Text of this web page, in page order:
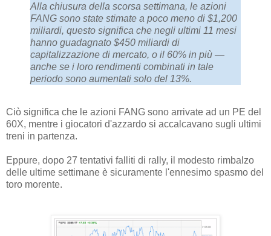
Alla chiusura della scorsa settimana, le azioni
FANG sono state stimate a poco meno di $1,200
miliardi, questo significa che negli ultimi 11 mesi
hanno guadagnato $450 miliardi di
capitalizzazione di mercato, o il 60% in più —
anche se i loro rendimenti combinati in tale
periodo sono aumentati solo del 13%.
Ciò significa che le azioni FANG sono arrivate ad un PE del
60X, mentre i giocatori d'azzardo si accalcavano sugli ultimi
treni in partenza.
Eppure, dopo 27 tentativi falliti di rally, il modesto rimbalzo
delle ultime settimane è sicuramente l'ennesimo spasmo del
toro morente.